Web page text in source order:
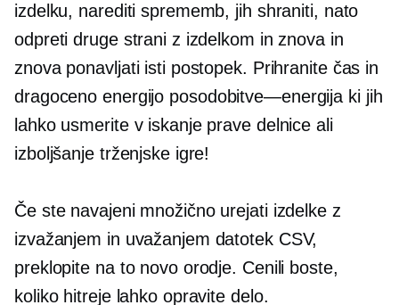
izdelku, narediti sprememb, jih shraniti, nato
odpreti druge strani z izdelkom in znova in
znova ponavljati isti postopek. Prihranite čas in
dragoceno energijo posodobitve—energijaki jih
lahko usmerite v iskanje prave delnice ali
izboljšanje trženjske igre!
Če ste navajeni množično urejati izdelke z
izvažanjem in uvažanjem datotek CSV,
preklopite na to novo orodje. Cenili boste,
koliko hitreje lahko opravite delo.